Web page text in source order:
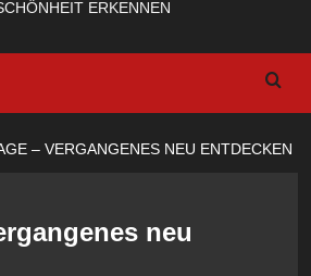
ERKENNEN
– VERGANGENES NEU ENTDECKEN
neu